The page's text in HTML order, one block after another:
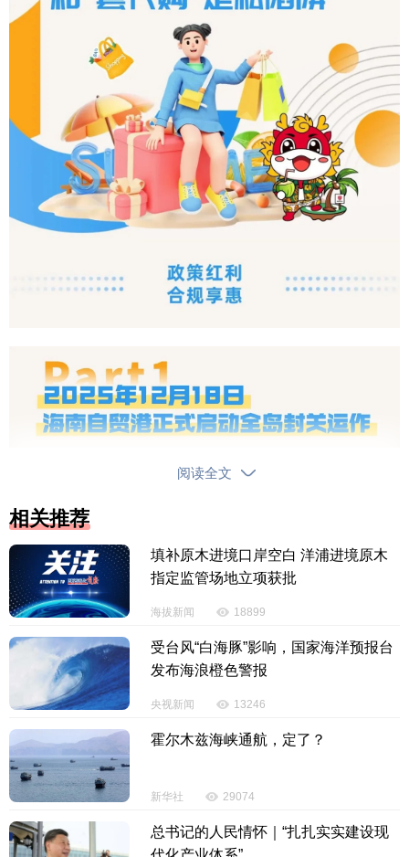
阅读全文
相关推荐
填补原木进境口岸空白 洋浦进境原木
指定监管场地立项获批
海拔新闻 18899
受台风“白海豚”影响，国家海洋预报台
发布海浪橙色警报
央视新闻 13246
霍尔木兹海峡通航，定了？
新华社 29074
总书记的人民情怀｜“扎扎实实建设现